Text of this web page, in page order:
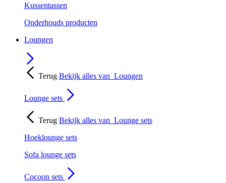
Kussentassen
Onderhouds producten
Loungen
Terug Bekijk alles van Loungen
Lounge sets
Terug Bekijk alles van Lounge sets
Hoeklounge sets
Sofa lounge sets
Cocoon sets